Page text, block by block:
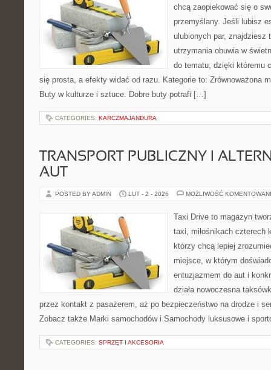
chcą zaopiekować się o
przemyślany. Jeśli lubisz
ulubionych par, znajdziesz
utrzymania obuwia w
do tematu, dzięki któremu
się prosta, a efekty widać od razu. Kategorie to: Zrównoważona
Buty w kulturze i sztuce. Dobre buty potrafi […]
CATEGORIES: KARCZMAJANDURA
TRANSPORT PUBLICZNY I
AUT
POSTED BY ADMIN LUT - 2 - 2026 MOŻLIWOŚĆ
Taxi Drive to magazyn
taxi, miłośnikach czterech
którzy chcą lepiej
miejsce, w którym
entuzjazmem do aut i
działa nowoczesna
przez kontakt z pasażerem, aż po bezpieczeństwo na drodze i
Zobacz także Marki samochodów i Samochody luksusowe i
CATEGORIES: SPRZĘT I AKCESORIA